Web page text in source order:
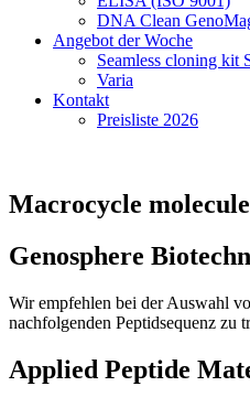
DNA Clean
Angebot der Woche
Seamless cloning kit
Varia
Kontakt
Preisliste 2026
Macrocycle
Genosphere
Wir empfehlen bei der Auswahl
nachfolgenden Peptidsequenz zu
Applied Peptide